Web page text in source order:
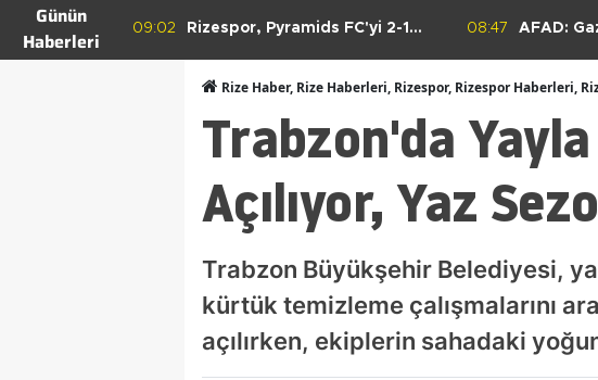
Günün
Haberleri
son
09:02
Rizespor, Pyramids FC'yi 2-1
08:47
AFAD:
olumsuz
Rize Haber, Rize Haberleri, Rizespor, Rizespor Haberleri,
Trabzon'da
Açılıyor, Yaz
Trabzon Büyükşehir Belediyesi,
kürtük temizleme çalışmalarını
açılırken, ekiplerin sahadaki